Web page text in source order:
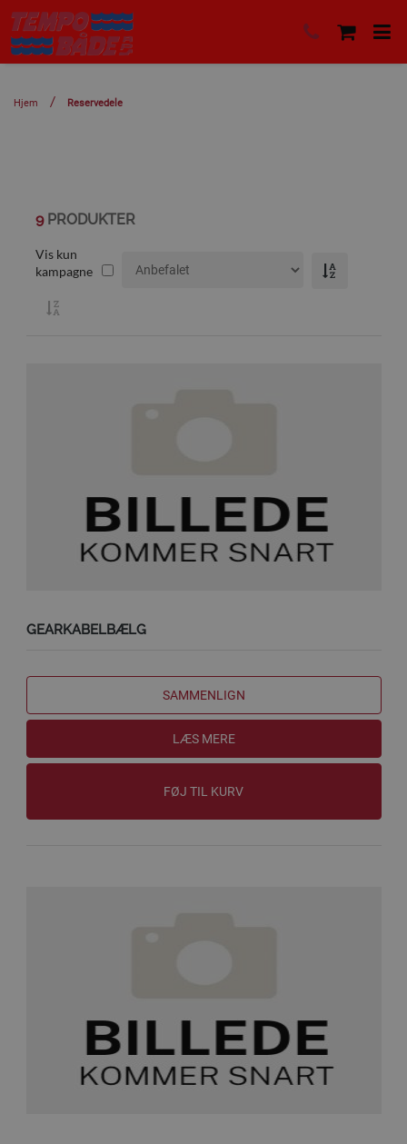
Hjem Reservedele
9PRODUKTER
Vis kun
kampagne
GEARKABELBÆLG
SAMMENLIGN
LÆS MERE
FØJ TIL KURV